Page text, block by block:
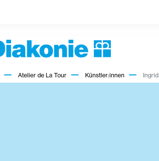
Atelier de La Tour Künstler:innen